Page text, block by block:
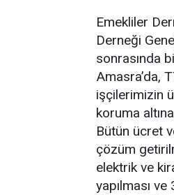
Emekliler
Derneği
sonrasında
Amasra’da,
işçilerimizin
koruma
Bütün ücret
çözüm
elektrik ve
yapılması